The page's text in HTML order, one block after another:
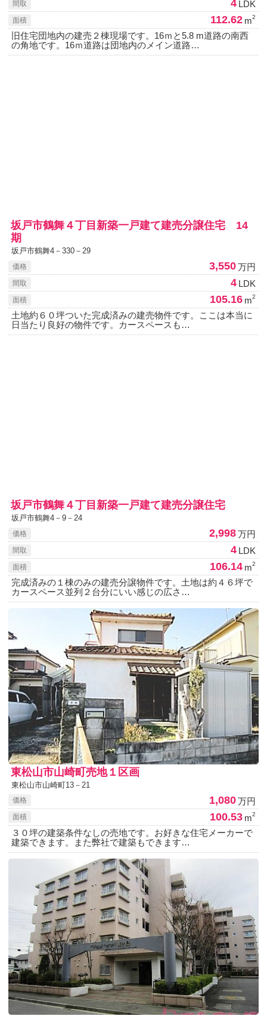
間取 4 LDK
面積 112.62 m2
旧住宅団地内の建売２棟現場です。16ｍと5.8 m道路の南西
の角地です。16ｍ道路は団地内のメイン道路…
坂戸市鶴舞４丁目新築一戸建て建売分譲住宅 14
期
坂戸市鶴舞4－330－29
価格 3,550 万円
間取 4 LDK
面積 105.16 m2
土地約６０坪ついた完成済みの建売物件です。ここは本当に
日当たり良好の物件です。カースペースも…
坂戸市鶴舞４丁目新築一戸建て建売分譲住宅
坂戸市鶴舞4－9－24
価格 2,998 万円
間取 4 LDK
面積 106.14 m2
完成済みの１棟のみの建売分譲物件です。土地は約４６坪で
カースペース並列２台分にいい感じの広さ…
東松山市山崎町売地１区画
東松山市山崎町13－21
価格 1,080 万円
面積 100.53 m2
３０坪の建築条件なしの売地です。お好きな住宅メーカーで
建築できます。また弊社で建築もできます…